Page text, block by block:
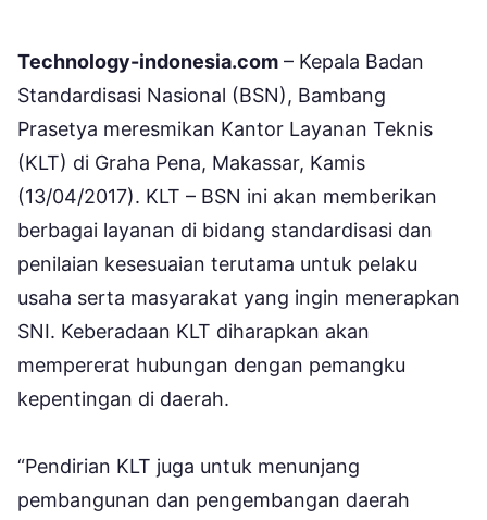
Technology-indonesia.com – Kepala Badan
Standardisasi Nasional (BSN), Bambang
Prasetya meresmikan Kantor Layanan Teknis
(KLT) di Graha Pena, Makassar, Kamis
(13/04/2017). KLT – BSN ini akan memberikan
berbagai layanan di bidang standardisasi dan
penilaian kesesuaian terutama untuk pelaku
usaha serta masyarakat yang ingin menerapkan
SNI. Keberadaan KLT diharapkan akan
mempererat hubungan dengan pemangku
kepentingan di daerah.
“Pendirian KLT juga untuk menunjang
pembangunan dan pengembangan daerah